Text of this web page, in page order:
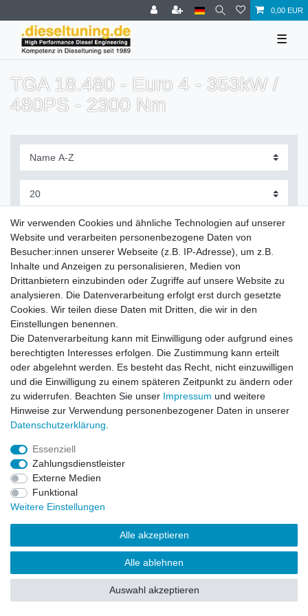
0,00 EUR
☰
TGA 18.480 - Euro 4 - 353kW /
480PS - 2300 Nm
Filter
Zahlung und Versand
Impressum Daten­schutz­erklärung AGB
Barrierefreiheitserklärung Widerrufs­recht
Vertrag widerrufen
© Copyright 2026 | Alle Rechte vorbehalten.
Wir verwenden Cookies und ähnliche Technologien auf unserer
Website und verarbeiten personenbezogene Daten von
Besucher:innen unserer Webseite (z.B. IP-Adresse), um z.B.
Inhalte und Anzeigen zu personalisieren, Medien von
Drittanbietern einzubinden oder Zugriffe auf unsere Website zu
analysieren. Die Datenverarbeitung erfolgt erst durch gesetzte
Cookies. Wir teilen diese Daten mit Dritten, die wir in den
Einstellungen benennen.
Die Datenverarbeitung kann mit Einwilligung oder aufgrund eines
berechtigten Interesses erfolgen. Die Zustimmung kann erteilt
oder abgelehnt werden. Es besteht das Recht, nicht einzuwilligen
und die Einwilligung zu einem späteren Zeitpunkt zu ändern oder
zu widerrufen. Beachten Sie unser Impressum und weitere
Hinweise zur Verwendung personenbezogener Daten in unserer
Daten­schutz­erklärung
Essenziell
Zahlungsdienstleister
Externe Medien
Funktional
Weitere Einstellungen
Alle akzeptieren
Alle ablehnen
Auswahl akzeptieren